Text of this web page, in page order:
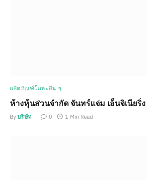
ผลิตภัณฑ์โลหะอื่น ๆ
ห้างหุ้นส่วนจำกัด จันทร์แจ่ม เอ็นจิเนียริ่ง
By บริษัท 0 1 Min Read